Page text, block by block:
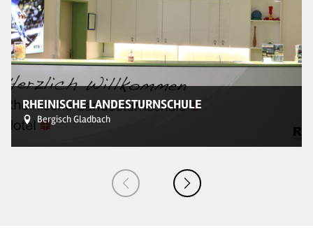
RHEINISCHE LANDESTURNSCHULE
Bergisch Gladbach